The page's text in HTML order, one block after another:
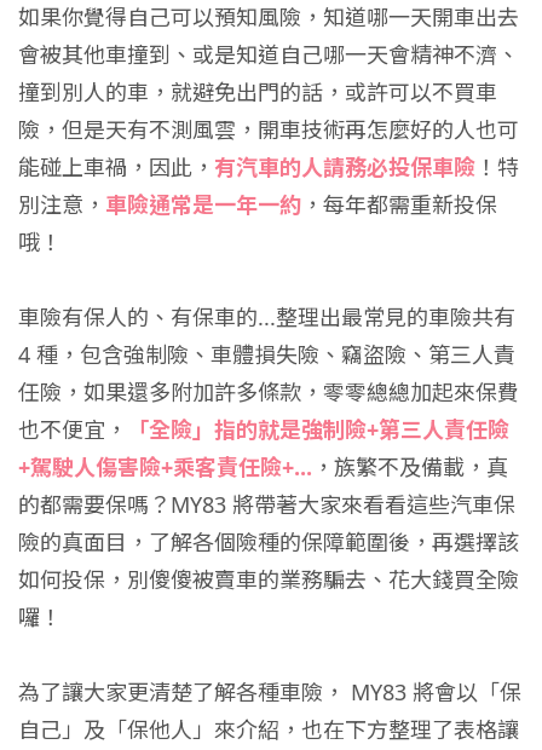
如果你覺得自己可以預知風險，知道哪一天開車出去
會被其他車撞到、或是知道自己哪一天會精神不濟、
撞到別人的車，就避免出門的話，或許可以不買車
險，但是天有不測風雲，開車技術再怎麼好的人也可
能碰上車禍，因此， 有汽車的人請務必投保車險 ！特
別注意， 車險通常是一年一約 ，每年都需重新投保
哦！
車險有保人的、有保車的...整理出最常見的車險共有
4 種，包含強制險、車體損失險、竊盜險、第三人責
任險，如果還多附加許多條款，零零總總加起來保費
也不便宜，
「全險」指的就是強制險+第三人責任險
+駕駛人傷害險+乘客責任險+... ，族繁不及備載，真
的都需要保嗎？MY83 將帶著大家來看看這些汽車保
險的真面目，了解各個險種的保障範圍後，再選擇該
如何投保，別傻傻被賣車的業務騙去、花大錢買全險
囉！
為了讓大家更清楚了解各種車險， MY83 將會以「保
自己」及「保他人」來介紹，也在下方整理了表格讓